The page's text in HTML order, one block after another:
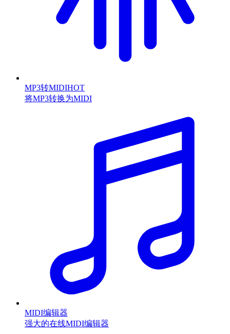
MP3转MIDIHOT
将MP3转换为MIDI
MIDI编辑器
强大的在线MIDI编辑器